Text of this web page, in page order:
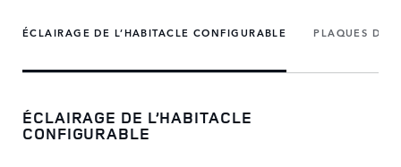
ÉCLAIRAGE DE L’HABITACLE CONFIGURABLE PLAQUES DE
ÉCLAIRAGE DE L’HABITACLE
CONFIGURABLE